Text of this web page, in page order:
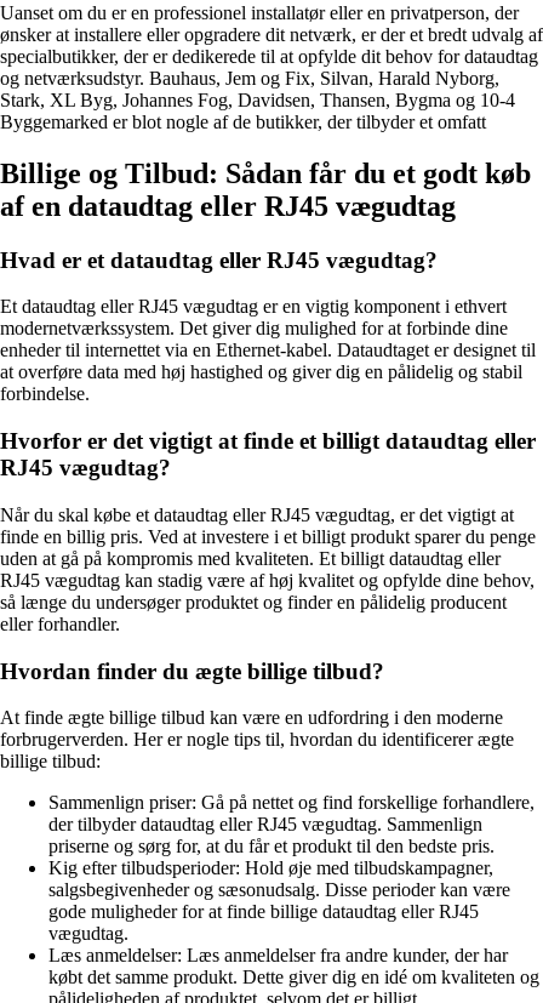
Uanset om du er en professionel installatør eller en privatperson, der
ønsker at installere eller opgradere dit netværk, er der et bredt udvalg af
specialbutikker, der er dedikerede til at opfylde dit behov for dataudtag
og netværksudstyr. Bauhaus, Jem og Fix, Silvan, Harald Nyborg,
Stark, XL Byg, Johannes Fog, Davidsen, Thansen, Bygma og 10-4
Byggemarked er blot nogle af de butikker, der tilbyder et omfatt
Billige og Tilbud: Sådan får du et godt køb
af en dataudtag eller RJ45 vægudtag
Hvad er et dataudtag eller RJ45 vægudtag?
Et dataudtag eller RJ45 vægudtag er en vigtig komponent i ethvert
modernetværkssystem. Det giver dig mulighed for at forbinde dine
enheder til internettet via en Ethernet-kabel. Dataudtaget er designet til
at overføre data med høj hastighed og giver dig en pålidelig og stabil
forbindelse.
Hvorfor er det vigtigt at finde et billigt dataudtag eller
RJ45 vægudtag?
Når du skal købe et dataudtag eller RJ45 vægudtag, er det vigtigt at
finde en billig pris. Ved at investere i et billigt produkt sparer du penge
uden at gå på kompromis med kvaliteten. Et billigt dataudtag eller
RJ45 vægudtag kan stadig være af høj kvalitet og opfylde dine behov,
så længe du undersøger produktet og finder en pålidelig producent
eller forhandler.
Hvordan finder du ægte billige tilbud?
At finde ægte billige tilbud kan være en udfordring i den moderne
forbrugerverden. Her er nogle tips til, hvordan du identificerer ægte
billige tilbud:
Sammenlign priser: Gå på nettet og find forskellige forhandlere,
der tilbyder dataudtag eller RJ45 vægudtag. Sammenlign
priserne og sørg for, at du får et produkt til den bedste pris.
Kig efter tilbudsperioder: Hold øje med tilbudskampagner,
salgsbegivenheder og sæsonudsalg. Disse perioder kan være
gode muligheder for at finde billige dataudtag eller RJ45
vægudtag.
Læs anmeldelser: Læs anmeldelser fra andre kunder, der har
købt det samme produkt. Dette giver dig en idé om kvaliteten og